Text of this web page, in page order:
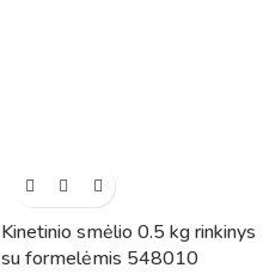
Kinetinio smėlio 0.5 kg rinkinys
su formelėmis 548010